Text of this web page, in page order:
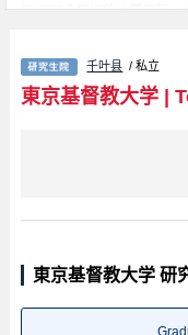
约1300个学校的大学学部、
Theology等各研究科的不同
介绍、联系方式等外国留学
网。
千叶县 / 私立
東京基督教大学|
東京基督教大学 研